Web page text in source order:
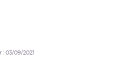
03/09/2021